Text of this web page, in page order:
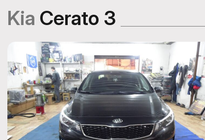
Kia Cerato 3